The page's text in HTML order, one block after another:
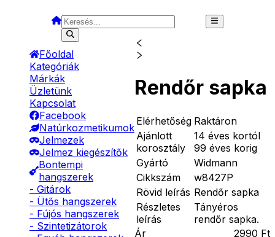
Főoldal
Kategóriák
Márkák
Üzletünk
Kapcsolat
Facebook
Natúrkozmetikumok
Jelmezek
Jelmez kiegészítők
Bontempi
hangszerek
- Gitárok
- Ütős hangszerek
- Fújós hangszerek
- Szintetizátorok
Rendőr sapka
Elérhetőség Raktáron
Ajánlott
korosztály
14 éves kortól
99 éves korig
Gyártó
Widmann
Cikkszám
w8427P
Rövid leírás Rendőr sapka
Részletes
leírás
Tányéros
rendőr sapka.
Ár
2990 Ft